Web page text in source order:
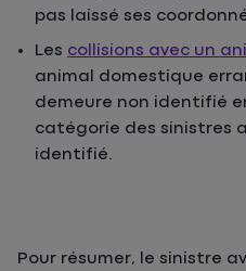
pas laissé ses
Les collisions avec un
animal domestique
demeure non identifié
catégorie des sinistres
identifié.
Pour résumer, le sinistre